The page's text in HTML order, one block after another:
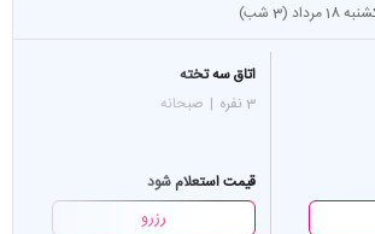
18 مرداد (3 شب)
اتاق سه تخته
3 نفره
| صبحانه
قیمت استعلام شود
رزرو